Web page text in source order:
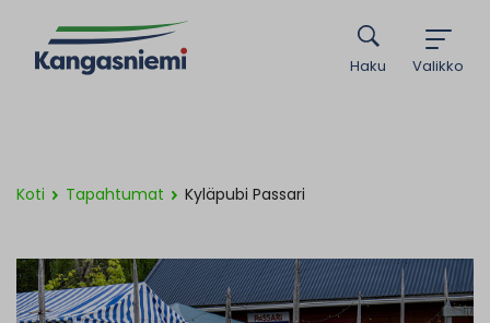
Valikko
Haku
Koti Tapahtumat Kyläpubi Passari